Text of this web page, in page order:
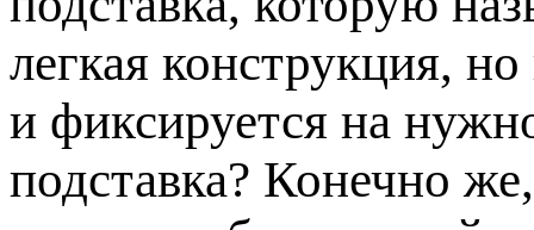
легкая конструкция,
и фиксируется на
подставка? Конечно